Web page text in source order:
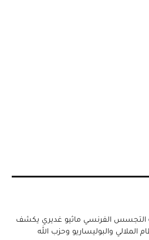
التجسس الفرنسي ماثيو غديري يكشف
والبوليساريو وحزب الله